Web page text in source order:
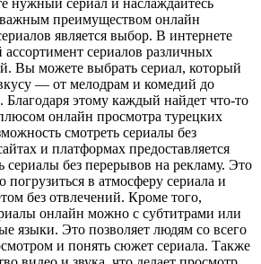
преимуществом онлайн
является выбор. В интернете
сериалов различных
Вы можете выбрать сериал, который
— от мелодрам и комедий до
Благодаря этому каждый найдет что-то
онлайн просмотра турецких
смотреть сериалы без
и платформах предоставляется
сериалы без перерывов на рекламу. Это
погрузиться в атмосферу сериала и
без отвлечений. Кроме того,
онлайн можно с субтитрами или
языки. Это позволяет людям со всего
и понять сюжет сериала. Также